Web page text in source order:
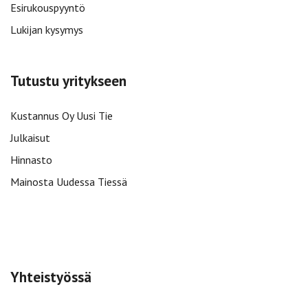
Esirukouspyyntö
Lukijan kysymys
Tutustu yritykseen
Kustannus Oy Uusi Tie
Julkaisut
Hinnasto
Mainosta Uudessa Tiessä
Yhteistyössä